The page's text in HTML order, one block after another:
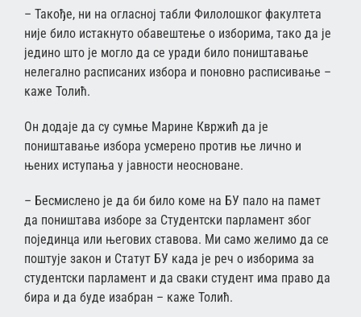
– Такође, ни на огласној табли Филолошког факултета
није било истакнуто обавештење о изборима, тако да је
једино што је могло да се уради било поништавање
нелегално расписаних избора и поновно расписивање –
каже Толић.
Он додаје да су сумње Марине Квржић да је
поништавање избора усмерено против ње лично и
њених иступања у јавности неосноване.
– Бесмислено је да би било коме на БУ пало на памет
да поништава изборе за Студентски парламент због
појединца или његових ставова. Ми само желимо да се
поштује закон и Статут БУ када је реч о изборима за
студентски парламент и да сваки студент има право да
бира и да буде изабран – каже Толић.